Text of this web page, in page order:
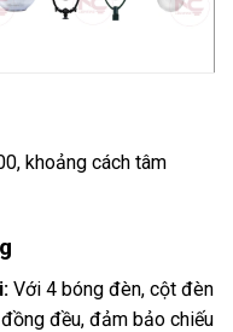
khoảng cách tâm
Với 4 bóng đèn, cột đèn
đều, đảm bảo chiếu